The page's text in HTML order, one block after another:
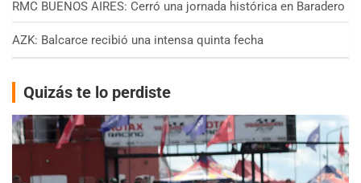
RMC BUENOS AIRES: Cerró una jornada histórica en Baradero
AZK: Balcarce recibió una intensa quinta fecha
Quizás te lo perdiste